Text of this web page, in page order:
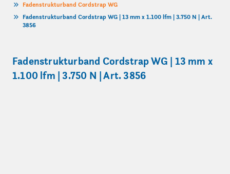
Fadenstrukturband Cordstrap WG
Fadenstrukturband Cordstrap WG | 13 mm x 1.100 lfm | 3.750 N | Art.
3856
Fadenstrukturband Cordstrap WG | 13 mm x
1.100 lfm | 3.750 N | Art. 3856